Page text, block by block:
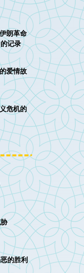
朗革命
记录
爱情故
危机的
的胜利